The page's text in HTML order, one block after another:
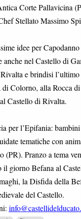
Corte Pallavicina
Stellato Massimo
idee per
anche nel Castello di
e brindisi
di Colorno, alla Rocca
Castello di Rivalta.
per l’Epifania:
tematiche con
(PR). Pranzo a tema
il giorno Befana al
la Disfida della
del Castello.